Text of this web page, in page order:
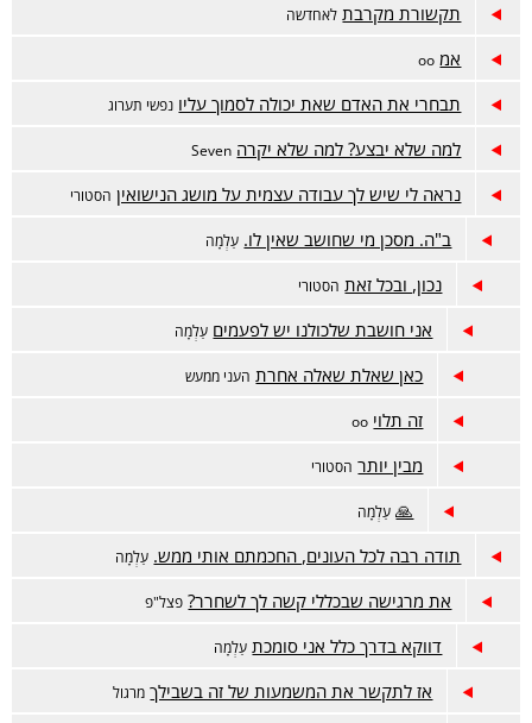
תקשורת מקרבת לאחדשה
אמ oo
תבחרי את האדם שאת יכולה לסמוך עליו נפשי תערוג
למה שלא יבצע? למה שלא יקרה Seven
נראה לי שיש לך עבודה עצמית על מושג הנישואין הסטורי
ב"ה. מסכן מי שחושב שאין לו. עַלְמָה
נכון, ובכל זאת הסטורי
אני חושבת שלכולנו יש לפעמים עַלְמָה
כאן שאלת שאלה אחרת העני ממעש
זה תלוי oo
מבין יותר הסטורי
🙏 עַלְמָה
תודה רבה לכל העונים, החכמתם אותי ממש. עַלְמָה
את מרגישה שבכללי קשה לך לשחרר? פצל"פ
דווקא בדרך כלל אני סומכת עַלְמָה
אז לתקשר את המשמעות של זה בשבילך מרגול